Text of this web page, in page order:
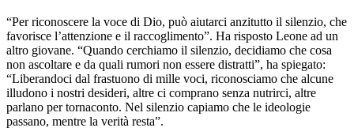
“Per riconoscere la voce di Dio, può aiutarci anzitutto il silenzio, che
favorisce l’attenzione e il raccoglimento”. Ha risposto Leone ad un
altro giovane. “Quando cerchiamo il silenzio, decidiamo che cosa
non ascoltare e da quali rumori non essere distratti”, ha spiegato:
“Liberandoci dal frastuono di mille voci, riconosciamo che alcune
illudono i nostri desideri, altre ci comprano senza nutrirci, altre
parlano per tornaconto. Nel silenzio capiamo che le ideologie
passano, mentre la verità resta”.